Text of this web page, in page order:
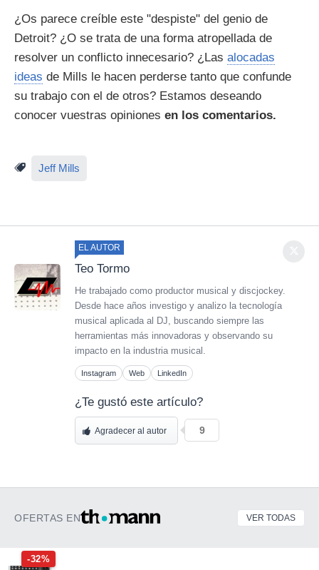
¿Os parece creíble este "despiste" del genio de
Detroit? ¿O se trata de una forma atropellada de
resolver un conflicto innecesario? ¿Las alocadas
ideas de Mills le hacen perderse tanto que confunde
su trabajo con el de otros? Estamos deseando
conocer vuestras opiniones en los comentarios.
Jeff Mills
EL AUTOR
Teo Tormo
He trabajado como productor musical y discjockey.
Desde hace años investigo y analizo la tecnología
musical aplicada al DJ, buscando siempre las
herramientas más innovadoras y observando su
impacto en la industria musical.
Instagram Web LinkedIn
¿Te gustó este artículo?
Agradecer al autor 9
OFERTAS EN VER TODAS
-32%